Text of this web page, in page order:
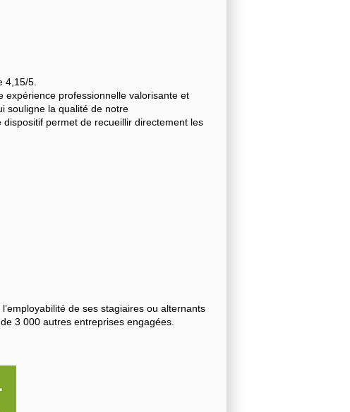
4,15/5.
expérience professionnelle valorisante et
souligne la qualité de notre
permet de recueillir directement les
de ses stagiaires ou alternants
3 000 autres entreprises engagées.